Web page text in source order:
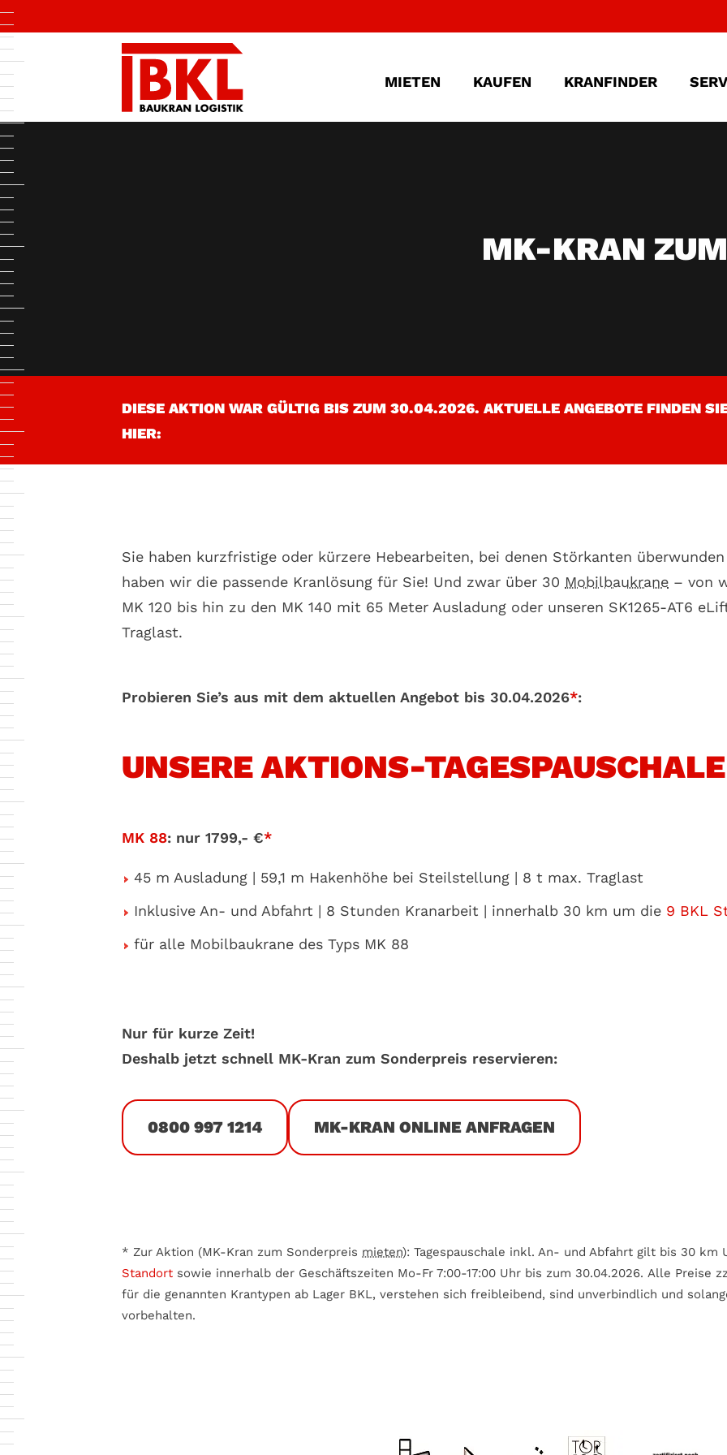
MIETEN KAUFEN KRANFINDER
MK-KRAN
DIESE AKTION WAR GÜLTIG BIS ZUM 30.04.2026. AKTUELLE ANGEBOTE FINDEN
HIER:
Sie haben kurzfristige oder kürzere Hebearbeiten, bei denen Störkanten
haben wir die passende Kranlösung für Sie! Und zwar über 30 Mobilbaukrane – von
MK 120 bis hin zu den MK 140 mit 65 Meter Ausladung oder unseren SK1265-AT6
Traglast.
Probieren Sie’s aus mit dem aktuellen Angebot bis 30.04.2026*:
UNSERE AKTIONS-
MK 88: nur 1799,- €*
45 m Ausladung | 59,1 m Hakenhöhe bei Steilstellung | 8 t max. Traglast
Inklusive An- und Abfahrt | 8 Stunden Kranarbeit | innerhalb 30 km um die 9 BKL
für alle Mobilbaukrane des Typs MK 88
Nur für kurze Zeit!
Deshalb jetzt schnell MK-Kran zum Sonderpreis reservieren:
0800 997 1214 MK-KRAN ONLINE ANFRAGEN
* Zur Aktion (MK-Kran zum Sonderpreis mieten): Tagespauschale inkl. An- und Abfahrt gilt bis 30 km
Standort sowie innerhalb der Geschäftszeiten Mo-Fr 7:00-17:00 Uhr bis zum 30.04.2026. Alle Preise
für die genannten Krantypen ab Lager BKL, verstehen sich freibleibend, sind unverbindlich und
vorbehalten.